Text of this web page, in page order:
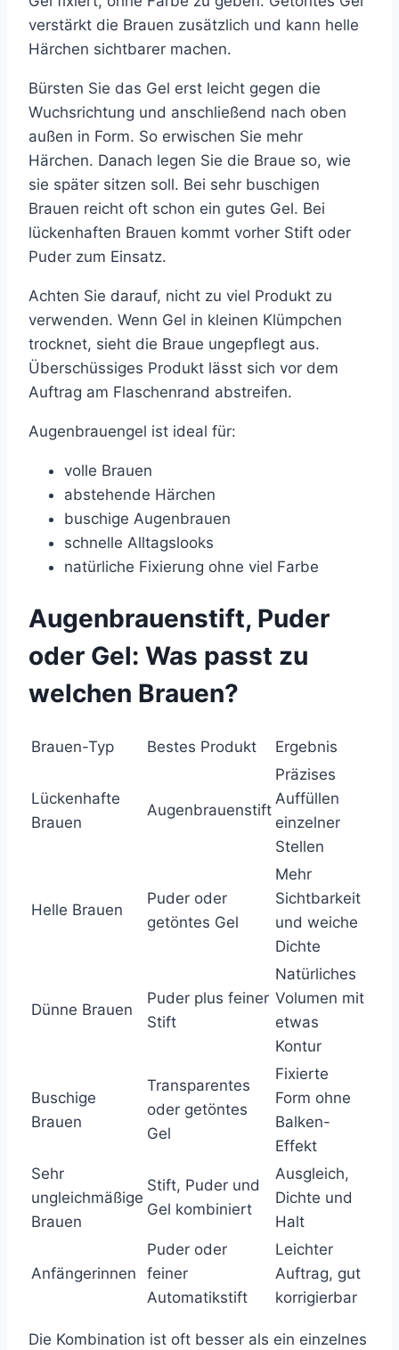
verstärkt die Brauen zusätzlich und kann helle
Härchen sichtbarer machen.
Bürsten Sie das Gel erst leicht gegen die
Wuchsrichtung und anschließend nach oben
außen in Form. So erwischen Sie mehr
Härchen. Danach legen Sie die Braue so, wie
sie später sitzen soll. Bei sehr buschigen
Brauen reicht oft schon ein gutes Gel. Bei
lückenhaften Brauen kommt vorher Stift oder
Puder zum Einsatz.
Achten Sie darauf, nicht zu viel Produkt zu
verwenden. Wenn Gel in kleinen Klümpchen
trocknet, sieht die Braue ungepflegt aus.
Überschüssiges Produkt lässt sich vor dem
Auftrag am Flaschenrand abstreifen.
Augenbrauengel ist ideal für:
volle Brauen
abstehende Härchen
buschige Augenbrauen
schnelle Alltagslooks
natürliche Fixierung ohne viel Farbe
Augenbrauenstift, Puder
oder Gel: Was passt zu
welchen Brauen?
Brauen-Typ Bestes Produkt Ergebnis
Lückenhafte
Brauen
Augenbrauenstift
Präzises
Auffüllen
einzelner
Stellen
Helle Brauen
Puder oder
getöntes Gel
Mehr
Sichtbarkeit
und weiche
Dichte
Dünne Brauen
Puder plus feiner
Stift
Natürliches
Volumen mit
etwas
Kontur
Buschige
Brauen
Transparentes
oder getöntes
Gel
Fixierte
Form ohne
Balken-
Effekt
Sehr
ungleichmäßige
Brauen
Stift, Puder und
Gel kombiniert
Ausgleich,
Dichte und
Halt
Anfängerinnen
Puder oder
feiner
Automatikstift
Leichter
Auftrag, gut
korrigierbar
Die Kombination ist oft besser als ein einzelnes